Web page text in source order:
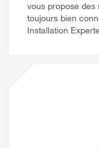
vous propose des
toujours bien
Installation